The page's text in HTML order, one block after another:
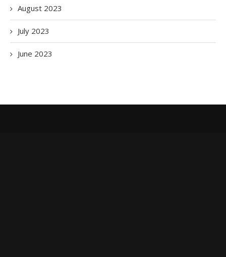
August 2023
July 2023
June 2023